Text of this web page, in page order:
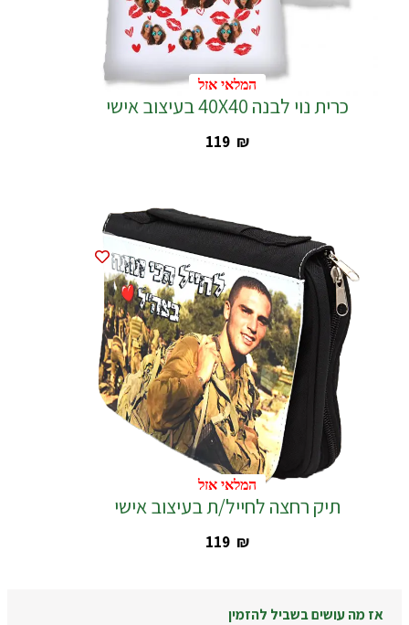
המלאי אזל
המלאי אזל
כרית נוי לבנה 40X40 בעיצוב אישי
‎119 ₪
המלאי אזל
המלאי אזל
תיק רחצה לחייל/ת בעיצוב אישי
‎119 ₪
אז מה עושים בשביל להזמין